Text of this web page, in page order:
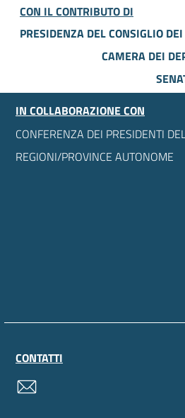
CON IL CONTRIBUTO DI
PRESIDENZA DEL CONSIGLIO
CAMERA DEI
IN COLLABORAZIONE CON
CONFERENZA DEI PRESIDENTI
REGIONI/PROVINCE AUTONOME
CONTATTI